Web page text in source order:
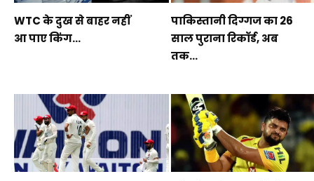
WTC के दुख से बाहर नहीं
आ पाए किंग...
पाकिस्तानी दिग्गज का 26
साल पुराना रिकॉर्ड, अब
तक...